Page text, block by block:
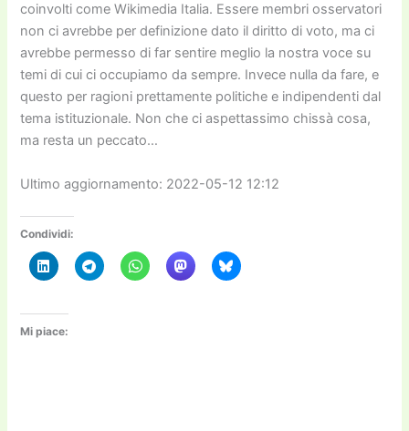
coinvolti come Wikimedia Italia. Essere membri osservatori
non ci avrebbe per definizione dato il diritto di voto, ma ci
avrebbe permesso di far sentire meglio la nostra voce su
temi di cui ci occupiamo da sempre. Invece nulla da fare, e
questo per ragioni prettamente politiche e indipendenti dal
tema istituzionale. Non che ci aspettassimo chissà cosa,
ma resta un peccato…
Ultimo aggiornamento: 2022-05-12 12:12
Condividi:
Mi piace: